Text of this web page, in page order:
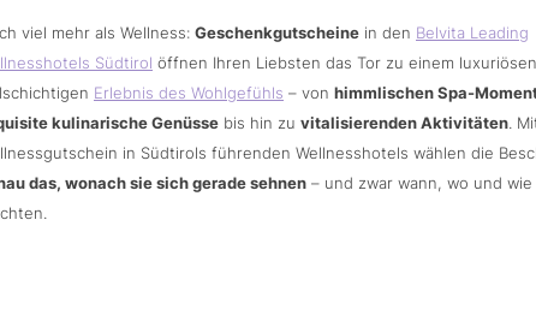
viel mehr als Wellness: Geschenkgutscheine in den Belvita Leading
Südtirol öffnen Ihren Liebsten das Tor zu einem
Erlebnis des Wohlgefühls – von himmlischen Spa-
kulinarische Genüsse bis hin zu vitalisierenden Aktivitäten.
in Südtirols führenden Wellnesshotels wählen die
das, wonach sie sich gerade sehnen – und zwar wann, wo und wie